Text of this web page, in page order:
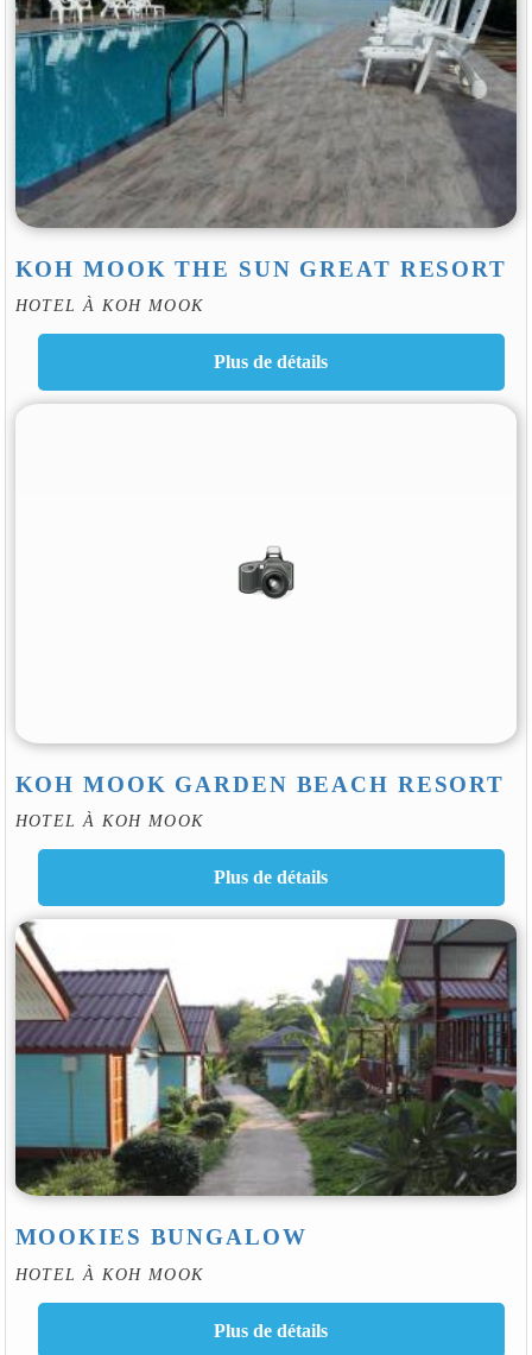
KOH MOOK THE SUN GREAT RESORT
HOTEL À KOH MOOK
KOH MOOK GARDEN BEACH RESORT
HOTEL À KOH MOOK
MOOKIES BUNGALOW
HOTEL À KOH MOOK